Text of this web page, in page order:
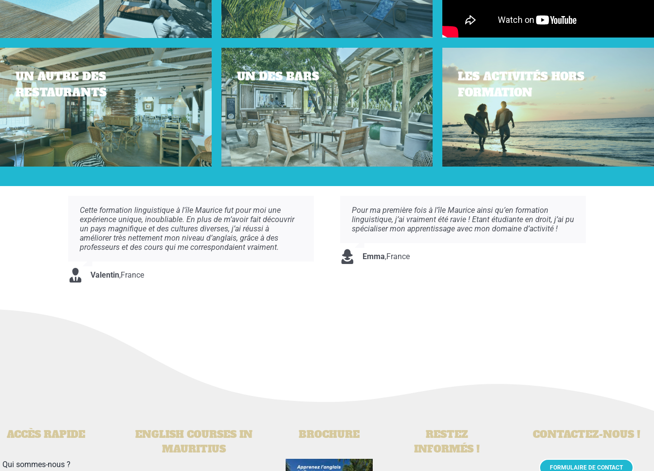
UN AUTRE DES
RESTAURANTS
UN DES BARS
LES ACTIVITÉS HORS
FORMATION
Cette formation linguistique à l'île Maurice fut pour moi une
expérience unique, inoubliable. En plus de m’avoir fait découvrir
un pays magnifique et des cultures diverses, j’ai réussi à
améliorer très nettement mon niveau d’anglais, grâce à des
professeurs et des cours qui me correspondaient vraiment.
Valentin,France
Pour ma première fois à l’île Maurice ainsi qu’en formation
linguistique, j’ai vraiment été ravie ! Etant étudiante en droit, j’ai pu
spécialiser mon apprentissage avec mon domaine d’activité !
Emma,France
ACCÈS RAPIDE
Qui sommes-nous ?
ENGLISH COURSES IN
MAURITIUS
BROCHURE
RESTEZ
INFORMÉS !
CONTACTEZ-NOUS !
FORMULAIRE DE CONTACT